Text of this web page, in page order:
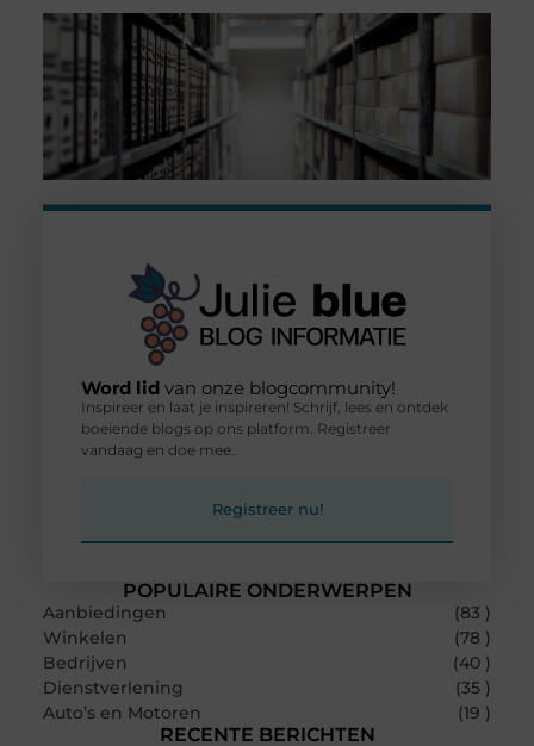
POPULAIRE ONDERWERPEN
Aanbiedingen
(83 )
Winkelen
(78 )
Bedrijven
(40 )
Dienstverlening
(35 )
Auto’s en Motoren
(19 )
RECENTE BERICHTEN
Word lid van onze blogcommunity!
Inspireer en laat je inspireren! Schrijf, lees en ontdek
boeiende blogs op ons platform. Registreer
vandaag en doe mee.
Registreer nu!